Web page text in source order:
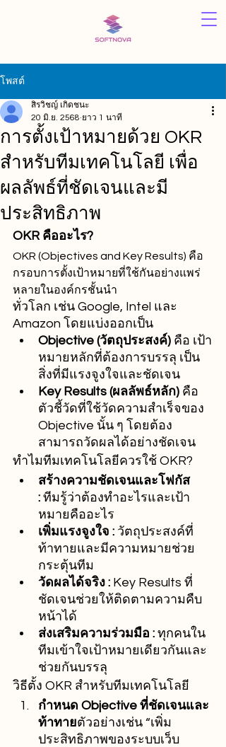
โพสต์
การตั้งเป้าหมายด้วย OKR
สำหรับทีมเทคโนโลยี เพื่อ
ผลลัพธ์ที่ชัดเจนและมี
ประสิทธิภาพ
สิรวิชญ์ เกิดชนะ
20 มิ.ย. 2568 ยาว 1 นาที
OKR คืออะไร?
OKR (Objectives and Key Results) คือ
กรอบการตั้งเป้าหมายที่ใช้กันอย่างแพร่
หลายในองค์กรชั้นนำ
ทั่วโลก เช่น Google, Intel และ
Amazon โดยแบ่งออกเป็น
Objective (วัตถุประสงค์) คือ เป้า
หมายหลักที่ต้องการบรรลุ เป็น
สิ่งที่มีแรงจูงใจและชัดเจน
Key Results (ผลลัพธ์หลัก) คือ
ตัวชี้วัดที่ใช้วัดความสำเร็จของ
Objective นั้น ๆ โดยต้อง
สามารถวัดผลได้อย่างชัดเจน
ทำไมทีมเทคโนโลยีควรใช้ OKR?
สร้างความชัดเจนและโฟกัส
: ทีมรู้ว่าต้องทำอะไรและเป้า
หมายคืออะไร
เพิ่มแรงจูงใจ : วัตถุประสงค์ที่
ท้าทายและมีความหมายช่วย
กระตุ้นทีม
วัดผลได้จริง : Key Results ที่
ชัดเจนช่วยให้ติดตามความคืบ
หน้าได้
ส่งเสริมความร่วมมือ : ทุกคนใน
ทีมเข้าใจเป้าหมายเดียวกันและ
ช่วยกันบรรลุ
วิธีตั้ง OKR สำหรับทีมเทคโนโลยี
กำหนด Objective ที่ชัดเจนและ
ท้าทายตัวอย่างเช่น “เพิ่ม
ประสิทธิภาพของระบบเว็บ